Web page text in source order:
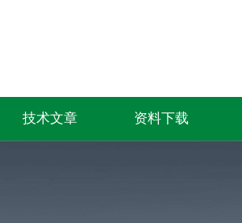
技术文章 资料下载